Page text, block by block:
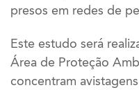
presos em redes de
Este estudo será
Área de Proteção
concentram